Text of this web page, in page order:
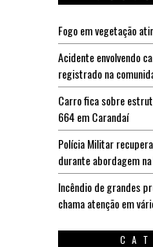
Fogo em vegetação
Acidente envolvendo
registrado na
Carro fica sobre
664 em Carandaí
Polícia Militar
durante abordagem
Incêndio de grandes
chama atenção em